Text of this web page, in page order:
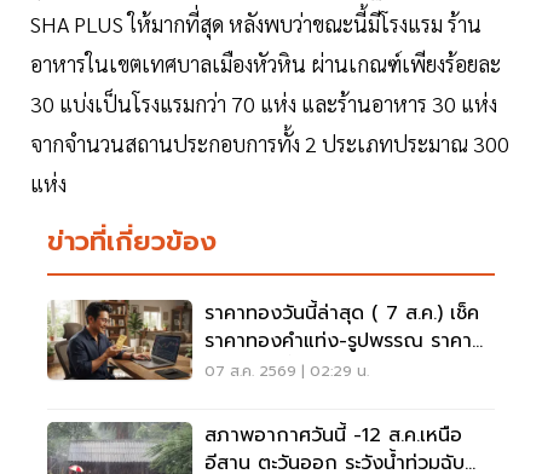
SHA PLUS ให้มากที่สุด หลังพบว่าขณะนี้มีโรงแรม ร้าน
อาหารในเขตเทศบาลเมืองหัวหิน ผ่านเกณฑ์เพียงร้อยละ
30 แบ่งเป็นโรงแรมกว่า 70 แห่ง และร้านอาหาร 30 แห่ง
จากจำนวนสถานประกอบการทั้ง 2 ประเภทประมาณ 300
แห่ง
ข่าวที่เกี่ยวข้อง
ราคาทองวันนี้ล่าสุด ( 7 ส.ค.) เช็ค
ราคาทองคำแท่ง-รูปพรรณ ราคา
ขาย - รับซื้อ กี่บาท
07 ส.ค. 2569 | 02:29 น.
สภาพอากาศวันนี้ -12 ส.ค.เหนือ
อีสาน ตะวันออก ระวังน้ำท่วมฉับ